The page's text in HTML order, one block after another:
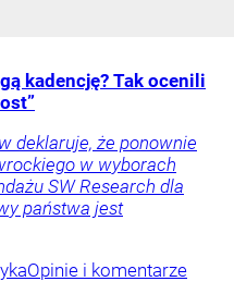
kadencję? Tak ocenili
deklaruje, że ponownie
w wyborach
SW Research dla
państwa jest
Opinie i komentarze